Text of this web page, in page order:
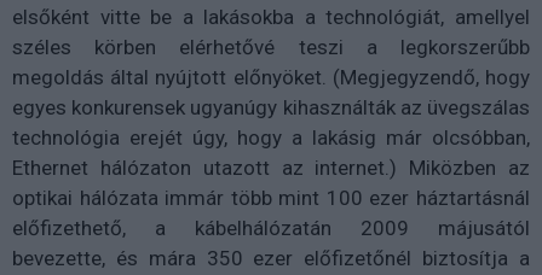
elsőként vitte be a lakásokba a technológiát, amellyel
széles körben elérhetővé teszi a legkorszerűbb
megoldás által nyújtott előnyöket. (Megjegyzendő, hogy
egyes konkurensek ugyanúgy kihasználták az üvegszálas
technológia erejét úgy, hogy a lakásig már olcsóbban,
Ethernet hálózaton utazott az internet.) Miközben az
optikai hálózata immár több mint 100 ezer háztartásnál
előfizethető, a kábelhálózatán 2009 májusától
bevezette, és mára 350 ezer előfizetőnél biztosítja a